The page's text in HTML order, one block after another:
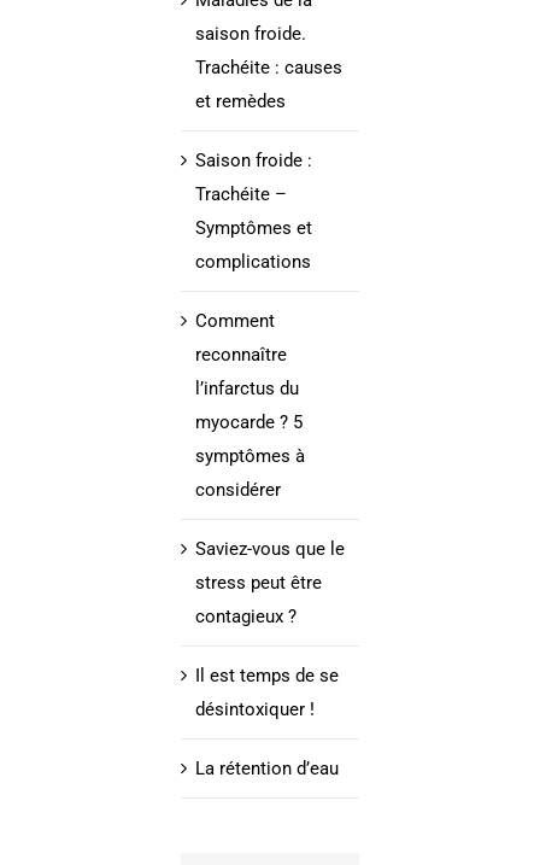
saison froide.
Trachéite : causes
et remèdes
Saison froide :
Trachéite –
Symptômes et
complications
Comment
reconnaître
l’infarctus du
myocarde ? 5
symptômes à
considérer
Saviez-vous que le
stress peut être
contagieux ?
Il est temps de se
désintoxiquer !
La rétention d’eau